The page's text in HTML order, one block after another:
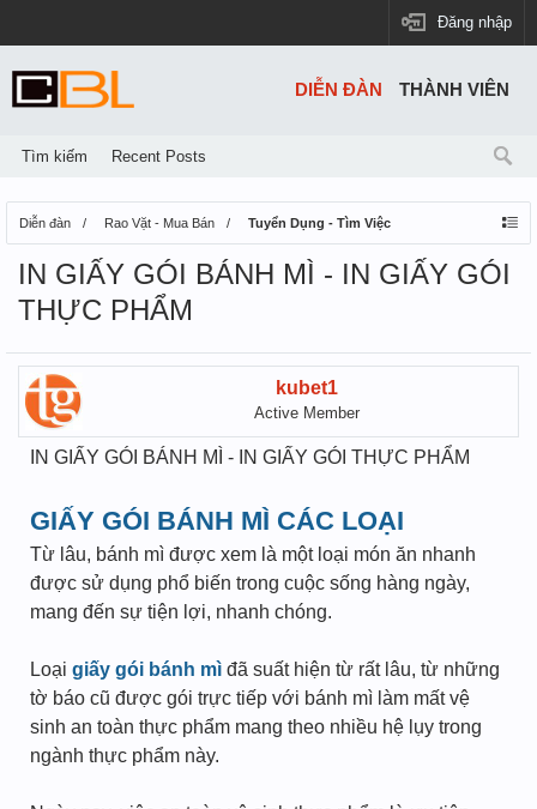
Đăng nhập
Diễn đàn Rao Vặt - Mua Bán Tuyển Dụng - Tìm Việc
IN GIẤY GÓI BÁNH MÌ - IN GIẤY GÓI
THỰC PHẨM
kubet1
Active Member
IN GIẤY GÓI BÁNH MÌ - IN GIẤY GÓI THỰC PHẨM
GIẤY GÓI BÁNH MÌ CÁC LOẠI
Từ lâu, bánh mì được xem là một loại món ăn nhanh
được sử dụng phổ biến trong cuộc sống hàng ngày,
mang đến sự tiện lợi, nhanh chóng.
Loại giấy gói bánh mì đã suất hiện từ rất lâu, từ những
tờ báo cũ được gói trực tiếp với bánh mì làm mất vệ
sinh an toàn thực phẩm mang theo nhiều hệ lụy trong
ngành thực phẩm này.
DIỄN ĐÀN
Tìm kiếm Recent Posts
THÀNH VIÊN